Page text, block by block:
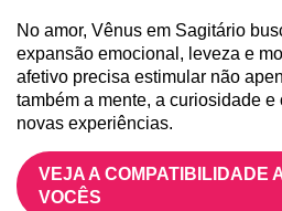
No amor, Vênus em Sagitário
expansão emocional, leveza e
afetivo precisa estimular não
também a mente, a curiosidade
novas experiências.
VEJA A COMPATIBILIDADE
VOCÊS